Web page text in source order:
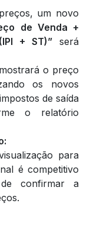
um novo
de Venda +
+ ST)”será
o preço
os novos
de saída
o relatório
para
é competitivo
confirmar a